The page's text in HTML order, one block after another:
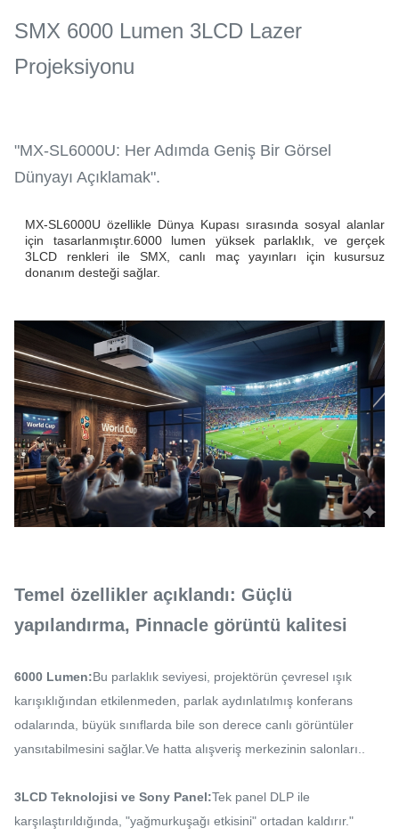
SMX 6000 Lumen 3LCD Lazer
Projeksiyonu
"MX-SL6000U: Her Adımda Geniş Bir Görsel
Dünyayı Açıklamak".
MX-SL6000U özellikle Dünya Kupası sırasında sosyal alanlar
için tasarlanmıştır.6000 lumen yüksek parlaklık, ve gerçek
3LCD renkleri ile SMX, canlı maç yayınları için kusursuz
donanım desteği sağlar.
Temel özellikler açıklandı: Güçlü
yapılandırma, Pinnacle görüntü kalitesi
6000 Lumen:Bu parlaklık seviyesi, projektörün çevresel ışık
karışıklığından etkilenmeden, parlak aydınlatılmış konferans
odalarında, büyük sınıflarda bile son derece canlı görüntüler
yansıtabilmesini sağlar.Ve hatta alışveriş merkezinin salonları..
3LCD Teknolojisi ve Sony Panel:Tek panel DLP ile
karşılaştırıldığında, "yağmurkuşağı etkisini" ortadan kaldırır."